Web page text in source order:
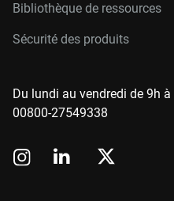
Bibliothèque de ressources
Sécurité des produits
Du lundi au vendredi de 9h à
00800-27549338